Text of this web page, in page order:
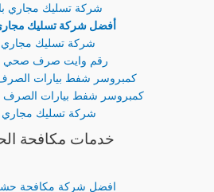
شركة تسليك مجاري
أفضل شركة تسليك
شركة تسليك مجاري
رقم وايت صرف صحي
كمبروسر شفط بيارات
كمبروسر شفط بيارات الصرف
شركة تسليك مجاري
خدمات مكافحة
افضل شركة مكافحة